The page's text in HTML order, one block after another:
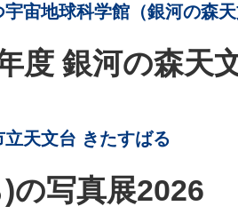
宇宙地球科学館（銀河の森
度 銀河の森天
立天文台 きたすばる
の写真展2026